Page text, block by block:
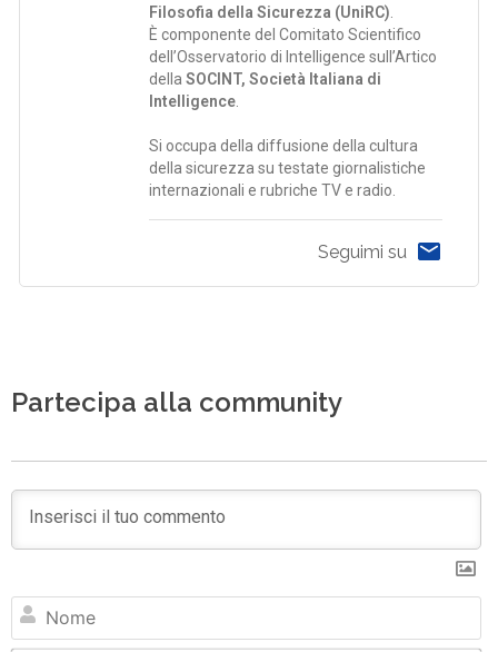
Filosofia della Sicurezza (UniRC)
È componente del Comitato Scientifico
dell’Osservatorio di Intelligence sull’Artico
dellaSOCINT, Società Italiana di
Intelligence
Si occupa della diffusione della cultura
della sicurezza su testate giornalistiche
internazionali e rubriche TV e radio.
Seguimi su
Partecipa alla community